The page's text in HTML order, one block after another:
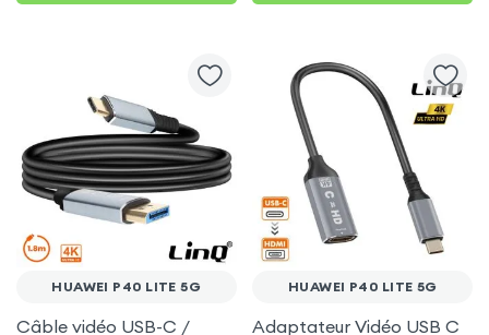
HUAWEI P40 LITE 5G
Câble vidéo USB-C /
HUAWEI P40 LITE 5G
Adaptateur Vidéo USB C